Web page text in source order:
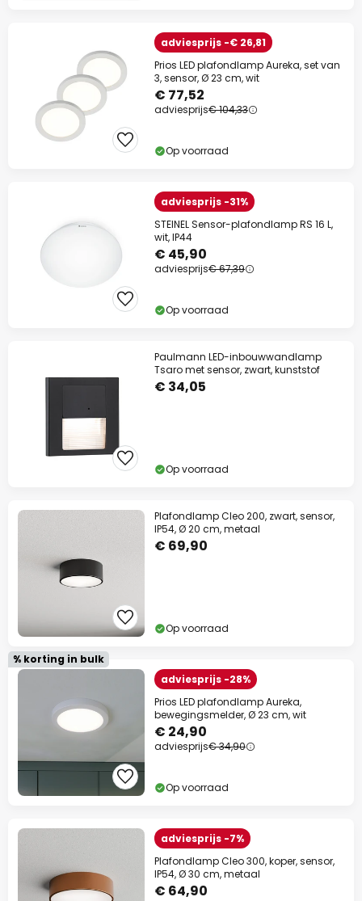
adviesprijs -€ 26,81
Prios LED plafondlamp Aureka, set van
3, sensor, Ø 23 cm, wit
€ 77,52
adviesprijs€ 104,33
Op voorraad
adviesprijs -31%
STEINEL Sensor-plafondlamp RS 16 L,
wit, IP44
€ 45,90
adviesprijs€ 67,39
Op voorraad
Paulmann LED-inbouwwandlamp
Tsaro met sensor, zwart, kunststof
€ 34,05
Op voorraad
Plafondlamp Cleo 200, zwart, sensor,
IP54, Ø 20 cm, metaal
€ 69,90
Op voorraad
% korting in bulk
adviesprijs -28%
Prios LED plafondlamp Aureka,
bewegingsmelder, Ø 23 cm, wit
€ 24,90
adviesprijs€ 34,90
Op voorraad
adviesprijs -7%
Plafondlamp Cleo 300, koper, sensor,
IP54, Ø 30 cm, metaal
€ 64,90